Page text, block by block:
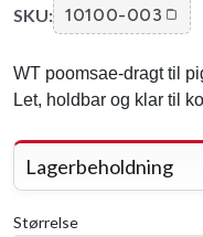
SKU: 10100-003
WT poomsae‑dragt til
Let, holdbar og klar til
Lagerbeholdning
Størrelse